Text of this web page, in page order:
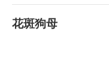
花斑狗母